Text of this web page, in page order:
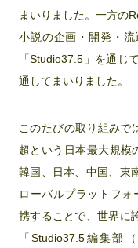
まいりました。一方の
小説の企画・開発・
「Studio37.5」を通じ
通してまいりました。
このたびの取り組みで
超という日本最大規模
韓国、日本、中国、東
ローバルプラットフォ
携することで、世界に
「Studio37.5編集部